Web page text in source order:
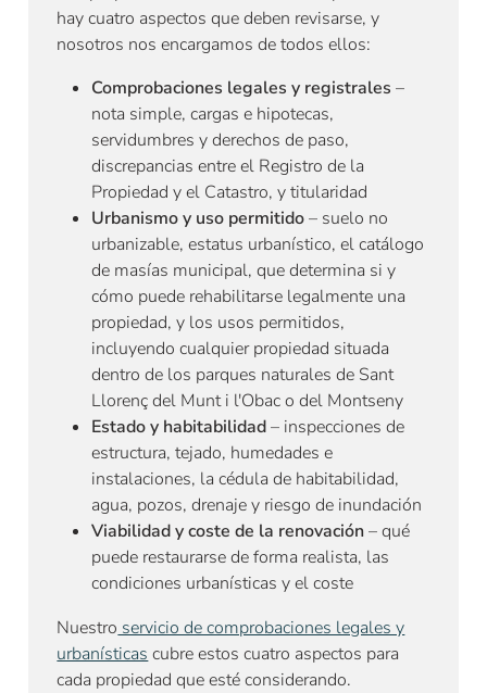
hay cuatro aspectos que deben revisarse, y
nosotros nos encargamos de todos ellos:
Comprobaciones legales y registrales –
nota simple, cargas e hipotecas,
servidumbres y derechos de paso,
discrepancias entre el Registro de la
Propiedad y el Catastro, y titularidad
Urbanismo y uso permitido– suelo no
urbanizable, estatus urbanístico, el catálogo
de masías municipal, que determina si y
cómo puede rehabilitarse legalmente una
propiedad, y los usos permitidos,
incluyendo cualquier propiedad situada
dentro de los parques naturales de Sant
Llorenç del Munt i l'Obac o del Montseny
Estado y habitabilidad– inspecciones de
estructura, tejado, humedades e
instalaciones, la cédula de habitabilidad,
agua, pozos, drenaje y riesgo de inundación
Viabilidad y coste de la renovación– qué
puede restaurarse de forma realista, las
condiciones urbanísticas y el coste
Nuestro servicio de comprobaciones legales y
urbanísticas cubre estos cuatro aspectos para
cada propiedad que esté considerando.